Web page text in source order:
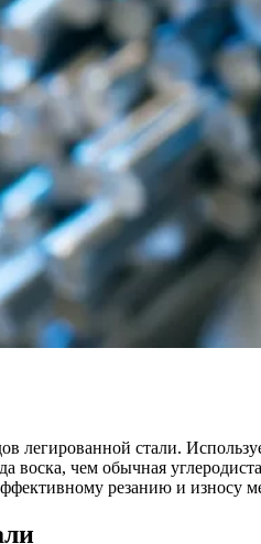
легированной стали.
воска, чем обычная
резанию и износу